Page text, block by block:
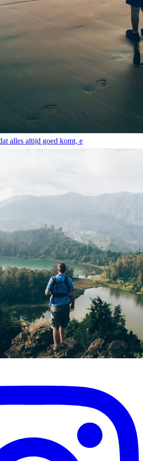
alles altijd goed komt, e